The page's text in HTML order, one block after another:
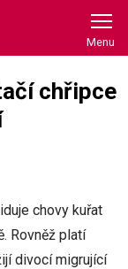
chřipce
chovy kuřat
Rovněž platí
divocí migrující